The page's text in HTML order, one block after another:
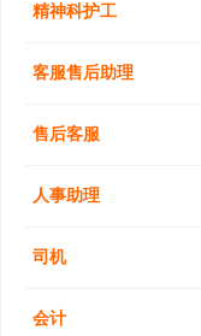
精神科护工
客服售后助理
售后客服
人事助理
司机
会计